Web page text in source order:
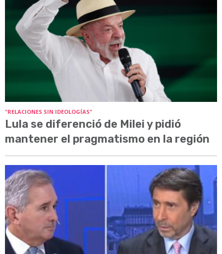
"RELACIONES SIN IDEOLOGÍAS"
Lula se diferenció de Milei y pidió
mantener el pragmatismo en la región